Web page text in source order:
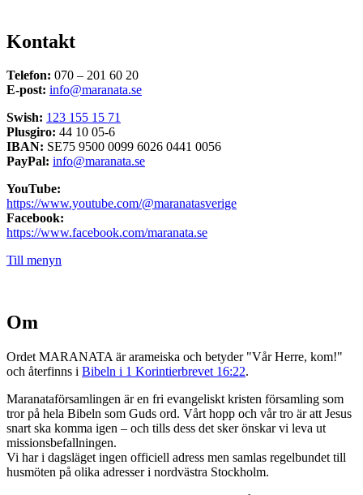
Kontakt
Telefon: 070 – 201 60 20
E-post: info@maranata.se
Swish: 123 155 15 71
Plusgiro: 44 10 05-6
IBAN: SE75 9500 0099 6026 0441 0056
PayPal: info@maranata.se
YouTube:
https://www.youtube.com/@maranatasverige
Facebook:
https://www.facebook.com/maranata.se
Till menyn
Om
Ordet MARANATA är arameiska och betyder "Vår Herre, kom!"
och återfinns i Bibeln i 1 Korintierbrevet 16:22.
Maranataförsamlingen är en fri evangeliskt kristen församling som
tror på hela Bibeln som Guds ord. Vårt hopp och vår tro är att Jesus
snart ska komma igen – och tills dess det sker önskar vi leva ut
missionsbefallningen.
Vi har i dagsläget ingen officiell adress men samlas regelbundet till
husmöten på olika adresser i nordvästra Stockholm.